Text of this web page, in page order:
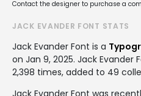
Contact the designer to purchase a
JACK EVANDER FONT STATS
Jack Evander Font is a
on Jan 9, 2025. Jack Evander
2,398 times, added to 49
Jack Evander Font was